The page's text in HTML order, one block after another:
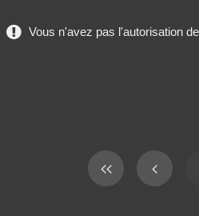
Vous n'avez pas l'autorisation